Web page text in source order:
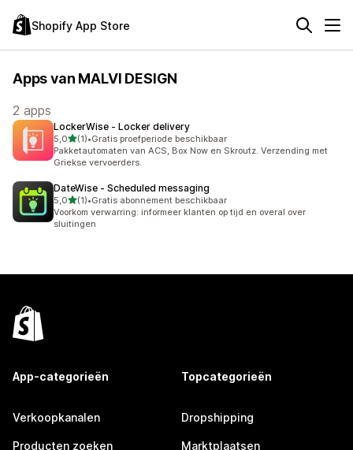
Shopify App Store
Apps van MALVI DESIGN
2 apps
LockerWise ‑ Locker delivery
5,0van 5 sterren
(1)
1 recensies in totaal
•Gratis proefperiode beschikbaar
Pakketautomaten van ACS, Box Now en Skroutz. Verzending met
Griekse vervoerders.
DateWise ‑ Scheduled messaging
5,0van 5 sterren
(1)
1 recensies in totaal
•Gratis abonnement beschikbaar
Voorkom verwarring: informeer klanten op tijd en overal over
sluitingen
App-categorieën
Verkoopkanalen
Producten zoeken
Topcategorieën
Dropshipping
Marktplaatsen